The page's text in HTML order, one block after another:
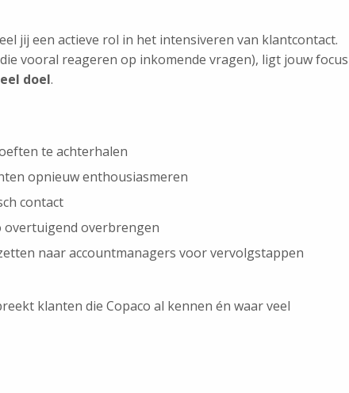
jij een actieve rol in het intensiveren van klantcontact.
vooral reageren op inkomende vragen), ligt jouw focus
doel.
te achterhalen
opnieuw enthousiasmeren
contact
overtuigend overbrengen
naar accountmanagers voor vervolgstappen
klanten die Copaco al kennen én waar veel